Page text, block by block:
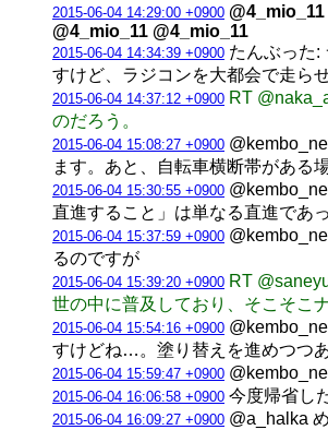
2015-06-04 14:29:00 +0900
@4_mio_11 @4_mio_11
2015-06-04 14:34:39 +0900 たんぶった:
すけど、ラジコンを大都会で走ら
2015-06-04 14:37:12 +0900 RT
のだろう。
2015-06-04 15:08:27 +0900
ます。あと、自転車横断帯がある
2015-06-04 15:30:55 +0900
直進すること」は単なる直進であ
2015-06-04 15:37:59 +0900
るのですが
2015-06-04 15:39:20 +0900 RT
世の中に普及しており、そこそこ
2015-06-04 15:54:16 +0900
すけどね…。塗り替えを進めつつ
2015-06-04 15:59:47 +0900
2015-06-04 16:06:58 +0900 今度帰省し
2015-06-04 16:09:27 +0900 @a_halka